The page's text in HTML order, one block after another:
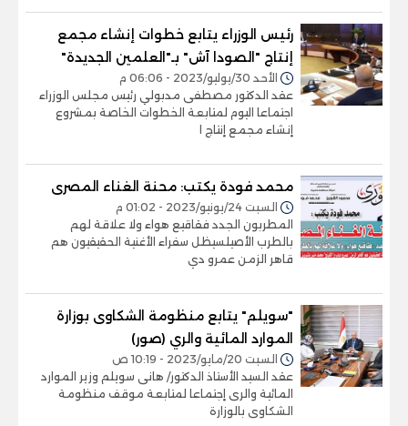
رئيس الوزراء يتابع خطوات إنشاء مجمع
إنتاج "الصودا آش" بـ"العلمين الجديدة"
الأحد 30/يوليو/2023 - 06:06 م
عقد الدكتور مصطفى مدبولي رئيس مجلس الوزراء
اجتماعا اليوم لمتابعة الخطوات الخاصة بمشروع
إنشاء مجمع إنتاج ا
محمد فودة يكتب: محنة الغناء المصرى
السبت 24/يونيو/2023 - 01:02 م
المطربون الجدد فقاقيع هواء ولا علاقة لهم
بالطرب الأصيلسيظل سفراء الأغنية الحقيقيون هم
قاهر الزمن عمرو دي
"سويلم" يتابع منظومة الشكاوى بوزارة
الموارد المائية والري (صور)
السبت 20/مايو/2023 - 10:19 ص
عقد السيد الأستاذ الدكتور/ هانى سويلم وزير الموارد
المائية والرى إجتماعا لمتابعة موقف منظومة
الشكاوى بالوزارة